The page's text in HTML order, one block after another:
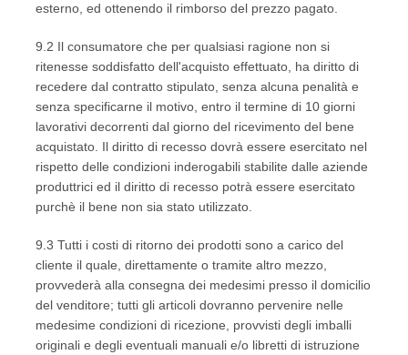
esterno, ed ottenendo il rimborso del prezzo pagato.
9.2 Il consumatore che per qualsiasi ragione non si
ritenesse soddisfatto dell'acquisto effettuato, ha diritto di
recedere dal contratto stipulato, senza alcuna penalità e
senza specificarne il motivo, entro il termine di 10 giorni
lavorativi decorrenti dal giorno del ricevimento del bene
acquistato. Il diritto di recesso dovrà essere esercitato nel
rispetto delle condizioni inderogabili stabilite dalle aziende
produttrici ed il diritto di recesso potrà essere esercitato
purchè il bene non sia stato utilizzato.
9.3 Tutti i costi di ritorno dei prodotti sono a carico del
cliente il quale, direttamente o tramite altro mezzo,
provvederà alla consegna dei medesimi presso il domicilio
del venditore; tutti gli articoli dovranno pervenire nelle
medesime condizioni di ricezione, provvisti degli imballi
originali e degli eventuali manuali e/o libretti di istruzione